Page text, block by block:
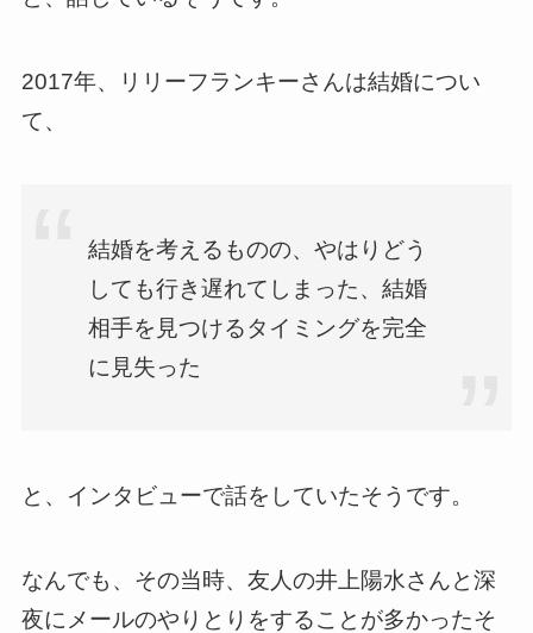
2017年、リリーフランキーさんは結婚につい
て、
結婚を考えるものの、やはりどう
しても行き遅れてしまった、結婚
相手を見つけるタイミングを完全
に見失った
と、インタビューで話をしていたそうです。
なんでも、その当時、友人の井上陽水さんと深
夜にメールのやりとりをすることが多かったそ